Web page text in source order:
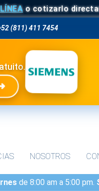
o cotizarlo
(811) 411 7454
NOSOTROS
de 8:00 am a 5:00 pm.